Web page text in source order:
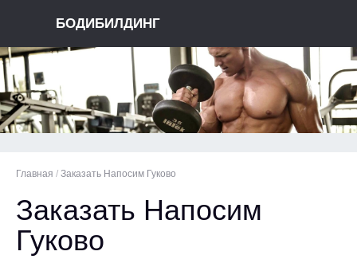
БОДИБИЛДИНГ
Главная / Заказать Напосим Гуково
Заказать Напосим
Гуково